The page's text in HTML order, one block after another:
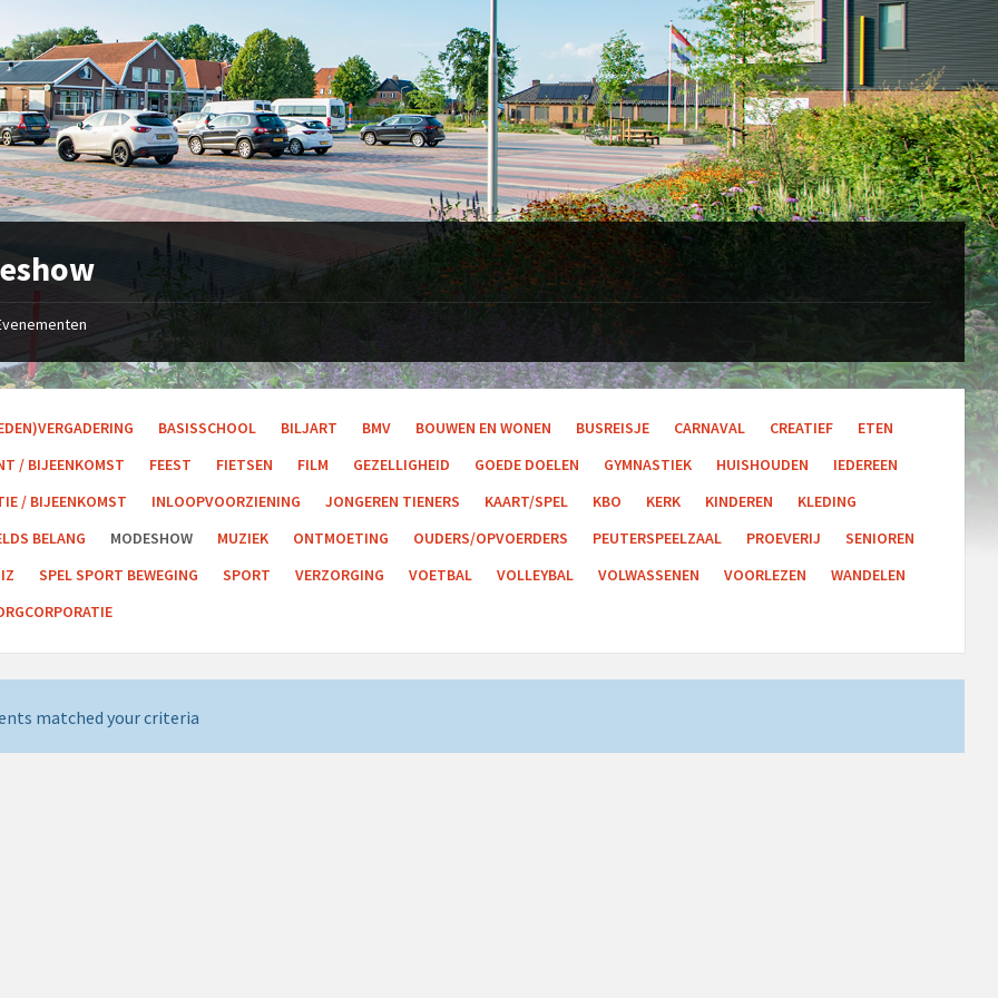
BASISSCHOOL BILJART BMV BOUWEN EN WONEN BUSREISJE CARNAVAL CREATIEF
ETEN
/ BIJEENKOMST
FEEST FIETSEN FILM GEZELLIGHEID GOEDE DOELEN GYMNASTIEK HUISHOUDEN
IEDEREEN
/ BIJEENKOMST
INLOOPVOORZIENING JONGEREN TIENERS KAART/SPEL KBO KERK KINDEREN
KLEDING
BELANG
MODESHOW MUZIEK ONTMOETING OUDERS/OPVOERDERS PEUTERSPEELZAAL PROEVERIJ
SENIOREN
SPEL SPORT BEWEGING SPORT VERZORGING VOETBAL VOLLEYBAL VOLWASSENEN VOORLEZEN
WANDELEN
matched your criteria